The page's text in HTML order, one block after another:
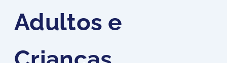
Adultos e